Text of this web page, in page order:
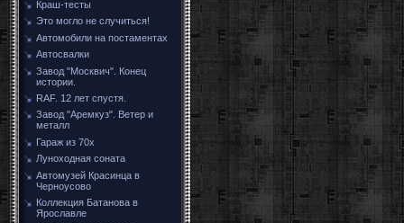
Краш-тесты
Это могло не случиться!
Автомобили на постаментах
Автосвалки
Завод "Москвич". Конец
истории.
RAF. 12 лет спустя.
Завод "Аремкуз". Ветер и
металл
Гараж из 70х
Луноходная соната
Автомузей Красинца в
Черноусово
Коллекция Батанова в
Ярославле